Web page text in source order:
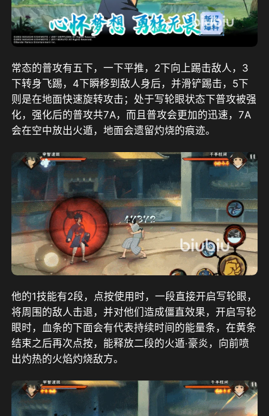
常态的普攻有五下，一下平推，2下向上踢击敌人，3
下转身飞踢，4下瞬移到敌人身后，并滑铲踢击，5下
则是在地面快速旋转攻击；处于写轮眼状态下普攻被强
化，强化后的普攻共7A，而且普攻会更加的迅速，7A
会在空中放出火遁，地面会遗留灼烧的痕迹。
他的1技能有2段，点按使用时，一段直接开启写轮眼，
将周围的敌人击退，并对他们造成僵直效果，开启写轮
眼时，血条的下面会有代表持续时间的能量条，在黄条
结束之后再次点按，能释放二段的火遁·豪炎，向前喷
出灼热的火焰灼烧敌方。